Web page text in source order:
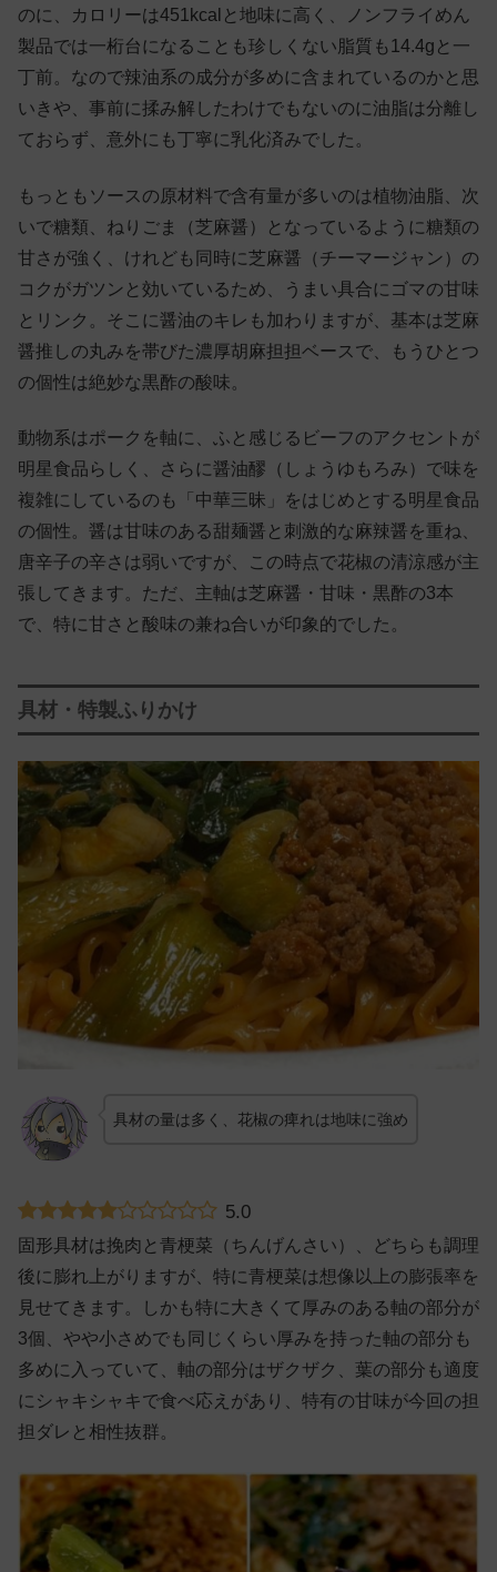
のに、カロリーは451kcalと地味に高く、ノンフライめん
製品では一桁台になることも珍しくない脂質も14.4gと一
丁前。なので辣油系の成分が多めに含まれているのかと思
いきや、事前に揉み解したわけでもないのに油脂は分離し
ておらず、意外にも丁寧に乳化済みでした。
もっともソースの原材料で含有量が多いのは植物油脂、次
いで糖類、ねりごま（芝麻醤）となっているように糖類の
甘さが強く、けれども同時に芝麻醤（チーマージャン）の
コクがガツンと効いているため、うまい具合にゴマの甘味
とリンク。そこに醤油のキレも加わりますが、基本は芝麻
醤推しの丸みを帯びた濃厚胡麻担担ベースで、もうひとつ
の個性は絶妙な黒酢の酸味。
動物系はポークを軸に、ふと感じるビーフのアクセントが
明星食品らしく、さらに醤油醪（しょうゆもろみ）で味を
複雑にしているのも「中華三昧」をはじめとする明星食品
の個性。醤は甘味のある甜麺醤と刺激的な麻辣醤を重ね、
唐辛子の辛さは弱いですが、この時点で花椒の清涼感が主
張してきます。ただ、主軸は芝麻醤・甘味・黒酢の3本
で、特に甘さと酸味の兼ね合いが印象的でした。
具材・特製ふりかけ
具材の量は多く、花椒の痺れは地味に強め
5.0
固形具材は挽肉と青梗菜（ちんげんさい）、どちらも調理
後に膨れ上がりますが、特に青梗菜は想像以上の膨張率を
見せてきます。しかも特に大きくて厚みのある軸の部分が
3個、やや小さめでも同じくらい厚みを持った軸の部分も
多めに入っていて、軸の部分はザクザク、葉の部分も適度
にシャキシャキで食べ応えがあり、特有の甘味が今回の担
担ダレと相性抜群。